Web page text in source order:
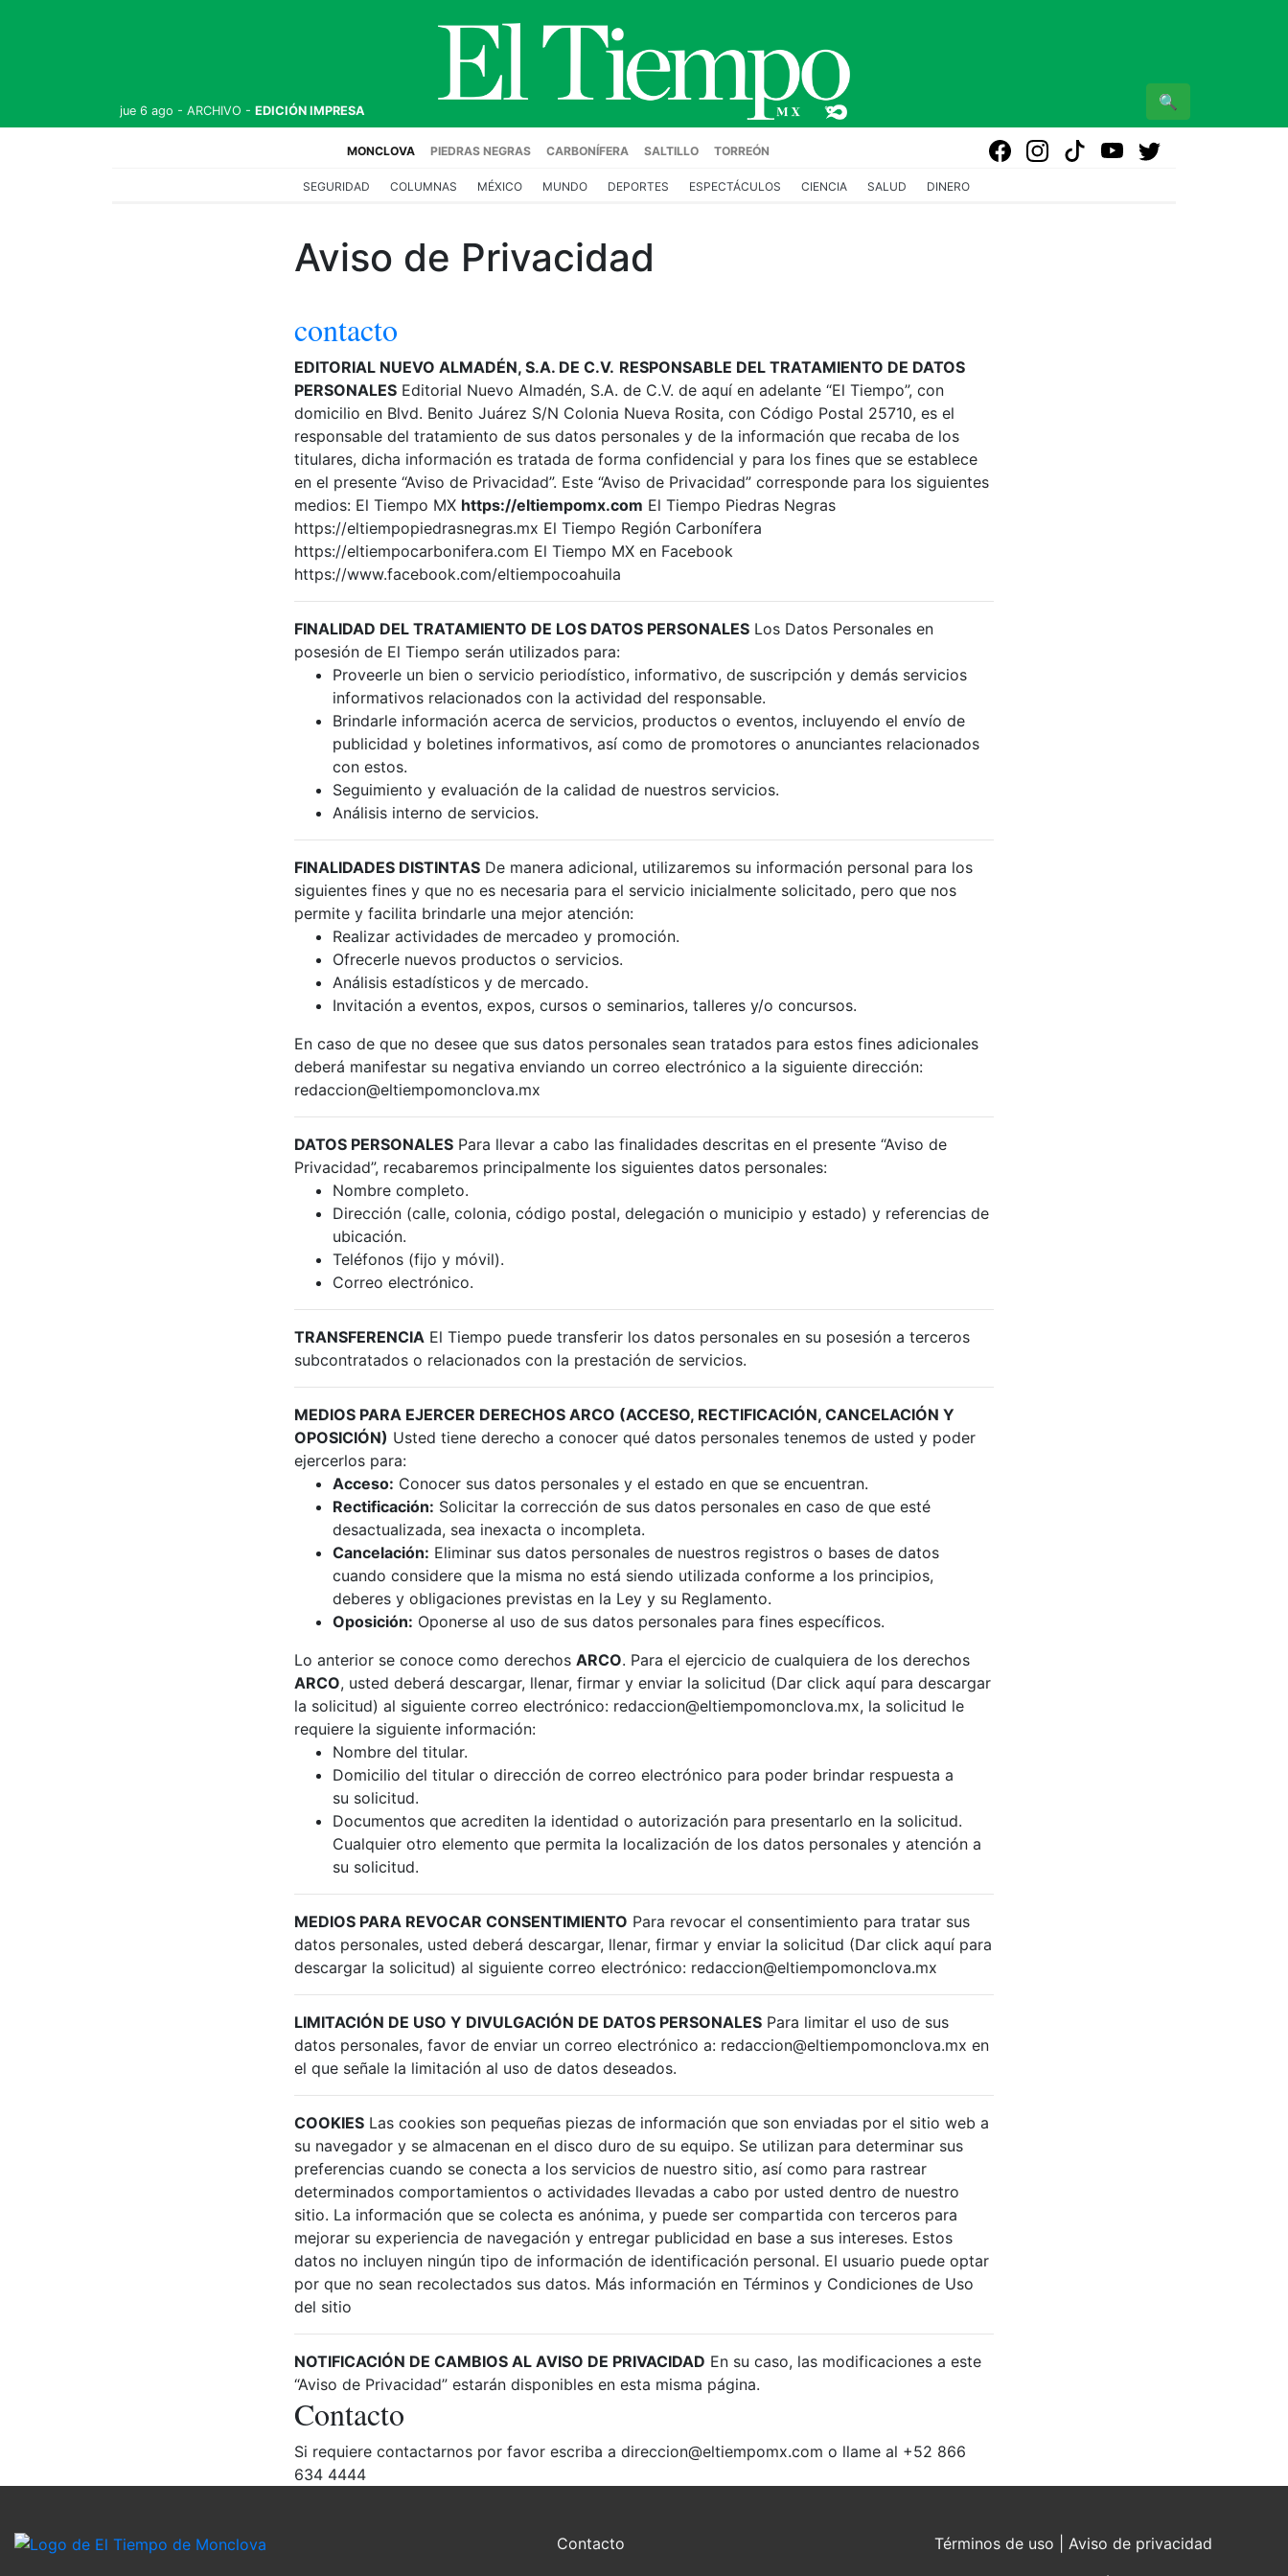
jue 6 ago - ARCHIVO - EDICIÓN IMPRESA 🔍
MONCLOVA PIEDRAS NEGRAS CARBONÍFERA SALTILLO TORREÓN
SEGURIDAD COLUMNAS MÉXICO MUNDO DEPORTES ESPECTÁCULOS CIENCIA SALUD DINERO
Aviso de Privacidad
contacto
EDITORIAL NUEVO ALMADÉN, S.A. DE C.V. RESPONSABLE DEL TRATAMIENTO DE DATOS
PERSONALES Editorial Nuevo Almadén, S.A. de C.V. de aquí en adelante “El Tiempo”, con
domicilio en Blvd. Benito Juárez S/N Colonia Nueva Rosita, con Código Postal 25710, es el
responsable del tratamiento de sus datos personales y de la información que recaba de los
titulares, dicha información es tratada de forma confidencial y para los fines que se establece
en el presente “Aviso de Privacidad”. Este “Aviso de Privacidad” corresponde para los siguientes
medios: El Tiempo MX https://eltiempomx.com El Tiempo Piedras Negras
https://eltiempopiedrasnegras.mx El Tiempo Región Carbonífera
https://eltiempocarbonifera.com El Tiempo MX en Facebook
https://www.facebook.com/eltiempocoahuila
FINALIDAD DEL TRATAMIENTO DE LOS DATOS PERSONALES Los Datos Personales en
posesión de El Tiempo serán utilizados para:
Proveerle un bien o servicio periodístico, informativo, de suscripción y demás servicios
informativos relacionados con la actividad del responsable.
Brindarle información acerca de servicios, productos o eventos, incluyendo el envío de
publicidad y boletines informativos, así como de promotores o anunciantes relacionados
con estos.
Seguimiento y evaluación de la calidad de nuestros servicios.
Análisis interno de servicios.
FINALIDADES DISTINTAS De manera adicional, utilizaremos su información personal para los
siguientes fines y que no es necesaria para el servicio inicialmente solicitado, pero que nos
permite y facilita brindarle una mejor atención:
Realizar actividades de mercadeo y promoción.
Ofrecerle nuevos productos o servicios.
Análisis estadísticos y de mercado.
Invitación a eventos, expos, cursos o seminarios, talleres y/o concursos.
En caso de que no desee que sus datos personales sean tratados para estos fines adicionales
deberá manifestar su negativa enviando un correo electrónico a la siguiente dirección:
redaccion@eltiempomonclova.mx
DATOS PERSONALES Para llevar a cabo las finalidades descritas en el presente “Aviso de
Privacidad”, recabaremos principalmente los siguientes datos personales:
Nombre completo.
Dirección (calle, colonia, código postal, delegación o municipio y estado) y referencias de
ubicación.
Teléfonos (fijo y móvil).
Correo electrónico.
TRANSFERENCIA El Tiempo puede transferir los datos personales en su posesión a terceros
subcontratados o relacionados con la prestación de servicios.
MEDIOS PARA EJERCER DERECHOS ARCO (ACCESO, RECTIFICACIÓN, CANCELACIÓN Y
OPOSICIÓN) Usted tiene derecho a conocer qué datos personales tenemos de usted y poder
ejercerlos para:
Acceso: Conocer sus datos personales y el estado en que se encuentran.
Rectificación: Solicitar la corrección de sus datos personales en caso de que esté
desactualizada, sea inexacta o incompleta.
Cancelación: Eliminar sus datos personales de nuestros registros o bases de datos
cuando considere que la misma no está siendo utilizada conforme a los principios,
deberes y obligaciones previstas en la Ley y su Reglamento.
Oposición: Oponerse al uso de sus datos personales para fines específicos.
Lo anterior se conoce como derechos ARCO. Para el ejercicio de cualquiera de los derechos
ARCO, usted deberá descargar, llenar, firmar y enviar la solicitud (Dar click aquí para descargar
la solicitud) al siguiente correo electrónico: redaccion@eltiempomonclova.mx, la solicitud le
requiere la siguiente información:
Nombre del titular.
Domicilio del titular o dirección de correo electrónico para poder brindar respuesta a
su solicitud.
Documentos que acrediten la identidad o autorización para presentarlo en la solicitud.
Cualquier otro elemento que permita la localización de los datos personales y atención a
su solicitud.
MEDIOS PARA REVOCAR CONSENTIMIENTO Para revocar el consentimiento para tratar sus
datos personales, usted deberá descargar, llenar, firmar y enviar la solicitud (Dar click aquí para
descargar la solicitud) al siguiente correo electrónico: redaccion@eltiempomonclova.mx
LIMITACIÓN DE USO Y DIVULGACIÓN DE DATOS PERSONALES Para limitar el uso de sus
datos personales, favor de enviar un correo electrónico a: redaccion@eltiempomonclova.mx en
el que señale la limitación al uso de datos deseados.
COOKIES Las cookies son pequeñas piezas de información que son enviadas por el sitio web a
su navegador y se almacenan en el disco duro de su equipo. Se utilizan para determinar sus
preferencias cuando se conecta a los servicios de nuestro sitio, así como para rastrear
determinados comportamientos o actividades llevadas a cabo por usted dentro de nuestro
sitio. La información que se colecta es anónima, y puede ser compartida con terceros para
mejorar su experiencia de navegación y entregar publicidad en base a sus intereses. Estos
datos no incluyen ningún tipo de información de identificación personal. El usuario puede optar
por que no sean recolectados sus datos. Más información en Términos y Condiciones de Uso
del sitio
NOTIFICACIÓN DE CAMBIOS AL AVISO DE PRIVACIDAD En su caso, las modificaciones a este
“Aviso de Privacidad” estarán disponibles en esta misma página.
Contacto
Si requiere contactarnos por favor escriba a direccion@eltiempomx.com o llame al +52 866
634 4444
Contacto
Términos de uso
Aviso de privacidad